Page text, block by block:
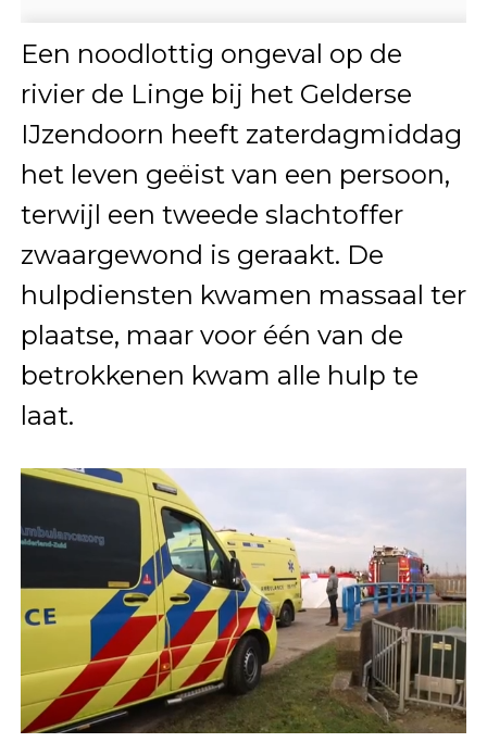
Een noodlottig ongeval op de
rivier de Linge bij het Gelderse
IJzendoorn heeft zaterdagmiddag
het leven geëist van een persoon,
terwijl een tweede slachtoffer
zwaargewond is geraakt. De
hulpdiensten kwamen massaal ter
plaatse, maar voor één van de
betrokkenen kwam alle hulp te
laat.